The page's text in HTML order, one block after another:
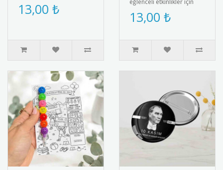
ile mezuniyet anını anlamlı
bir hediyeyle ölümsüz..
13,00 ₺
eğlenceli etkinlikler için
tasarlanmış sevimli tavuk
maskesi! Çocuklar..
13,00 ₺